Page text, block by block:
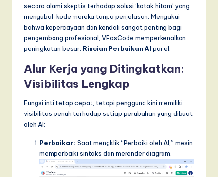
secara alami skeptis terhadap solusi ‘kotak hitam’ yang
mengubah kode mereka tanpa penjelasan. Mengakui
bahwa kepercayaan dan kendali sangat penting bagi
pengembang profesional, VPasCode memperkenalkan
peningkatan besar: Rincian Perbaikan AI panel.
Alur Kerja yang Ditingkatkan:
Visibilitas Lengkap
Fungsi inti tetap cepat, tetapi pengguna kini memiliki
visibilitas penuh terhadap setiap perubahan yang dibuat
oleh AI:
Perbaikan: Saat mengklik “Perbaiki oleh AI,” mesin
memperbaiki sintaks dan merender diagram.